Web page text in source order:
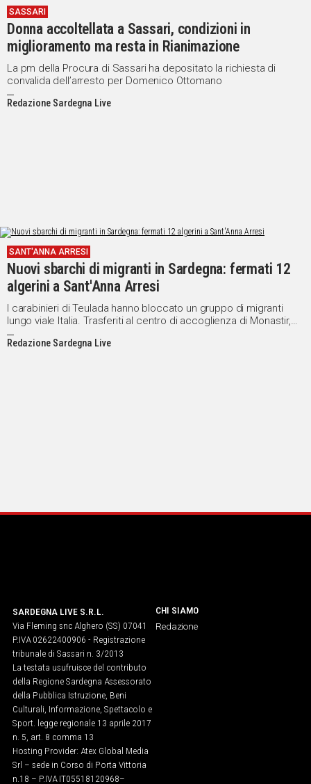
SASSARI
Donna accoltellata a Sassari, condizioni in
miglioramento ma resta in Rianimazione
La pm della Procura di Sassari ha depositato la richiesta di
convalida dell’arresto per Domenico Ottomano
Redazione Sardegna Live
SANT'ANNA ARRESI
Nuovi sbarchi di migranti in Sardegna: fermati 12
algerini a Sant'Anna Arresi
I carabinieri di Teulada hanno bloccato un gruppo di migranti
lungo viale Italia. Trasferiti al centro di accoglienza di Monastir,
imbarcazione non trovata
Redazione Sardegna Live
SARDEGNA LIVE S.R.L.
Via Fleming snc Alghero (SS) 07041
P.IVA 02622400906 - Registrazione
tribunale di Sassari n. 3/2013
La testata usufruisce del contributo
della Regione Sardegna Assessorato
della Pubblica Istruzione, Beni
Culturali, Informazione, Spettacolo e
Sport. legge regionale 13 aprile 2017
n. 5, art. 8 comma 13
Hosting Provider: Atex Global Media
Srl – sede in Corso di Porta Vittoria
n.18 – P.IVA IT05518120968​–
CHI SIAMO
Redazione